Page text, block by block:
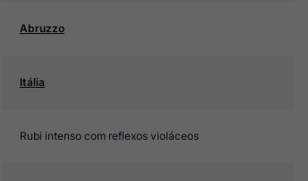
Abruzzo
Itália
Rubi intenso com reflexos violáceos